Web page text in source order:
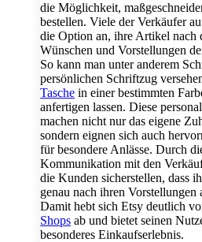
die Möglichkeit,
bestellen. Viele der Verkäufer
die Option an, ihre Artikel nach
Wünschen und Vorstellungen
So kann man unter anderem
persönlichen Schriftzug
Tasche in einer bestimmten
anfertigen lassen. Diese
machen nicht nur das eigene
sondern eignen sich auch
für besondere Anlässe. Durch
Kommunikation mit den
die Kunden sicherstellen, dass
genau nach ihren
Damit hebt sich Etsy deutlich
Shops ab und bietet seinen
besonderes Einkaufserlebnis.